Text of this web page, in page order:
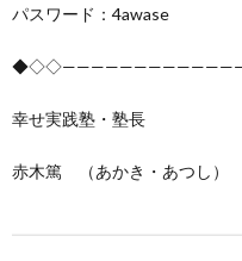
パスワード：4awase
幸せ実践塾・塾長
赤木篤 （あかき・あつし）